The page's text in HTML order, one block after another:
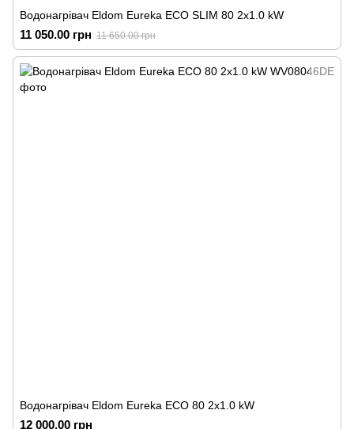
Водонагрівач Eldom Eureka ECO SLIM 80 2x1.0 kW
11 050.00 грн 11 650.00 грн
Водонагрівач Eldom Eureka ECO 80 2x1.0 kW
12 000.00 грн